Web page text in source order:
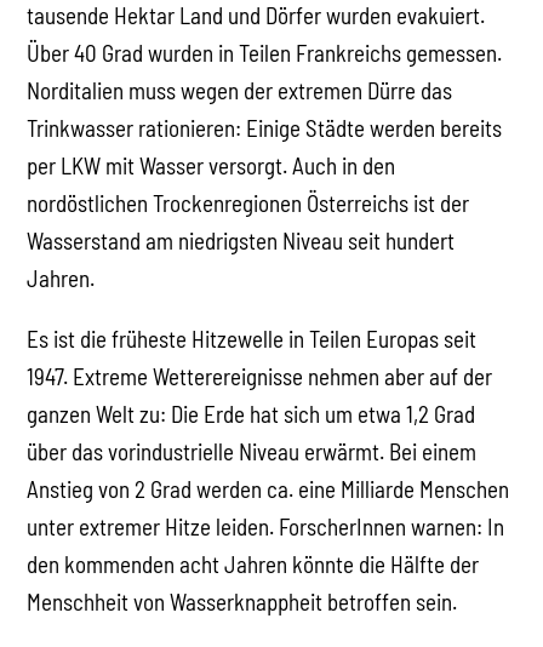
tausende Hektar Land und Dörfer wurden evakuiert.
Über 40 Grad wurden in Teilen Frankreichs gemessen.
Norditalien muss wegen der extremen Dürre das
Trinkwasser rationieren: Einige Städte werden bereits
per LKW mit Wasser versorgt. Auch in den
nordöstlichen Trockenregionen Österreichs ist der
Wasserstand am niedrigsten Niveau seit hundert
Jahren.
Es ist die früheste Hitzewelle in Teilen Europas seit
1947. Extreme Wetterereignisse nehmen aber auf der
ganzen Welt zu: Die Erde hat sich um etwa 1,2 Grad
über das vorindustrielle Niveau erwärmt. Bei einem
Anstieg von 2 Grad werden ca. eine Milliarde Menschen
unter extremer Hitze leiden. ForscherInnen warnen: In
den kommenden acht Jahren könnte die Hälfte der
Menschheit von Wasserknappheit betroffen sein.